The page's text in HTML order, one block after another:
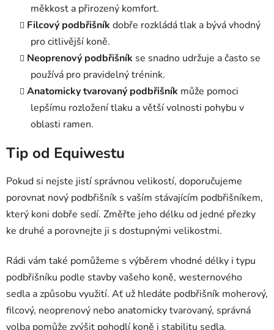
měkkost a přirozený komfort.
Filcový podbřišník dobře rozkládá tlak a bývá vhodný
pro citlivější koně.
Neoprenový podbřišník se snadno udržuje a často se
používá pro pravidelný trénink.
Anatomicky tvarovaný podbřišník může pomoci
lepšímu rozložení tlaku a větší volnosti pohybu v
oblasti ramen.
Tip od Equiwestu
Pokud si nejste jistí správnou velikostí, doporučujeme
porovnat nový podbřišník s vaším stávajícím podbřišníkem,
který koni dobře sedí. Změřte jeho délku od jedné přezky
ke druhé a porovnejte ji s dostupnými velikostmi.
Rádi vám také pomůžeme s výběrem vhodné délky i typu
podbřišníku podle stavby vašeho koně, westernového
sedla a způsobu využití. Ať už hledáte podbřišník moherový,
filcový, neoprenový nebo anatomicky tvarovaný, správná
volba pomůže zvýšit pohodlí koně i stabilitu sedla.